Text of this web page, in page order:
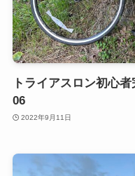
トライアスロン初心
06
2022年9月11日